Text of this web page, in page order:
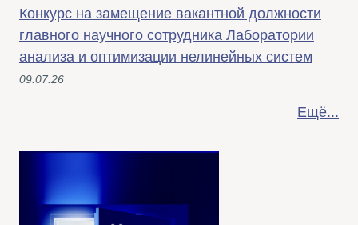
Конкурс на замещение вакантной должности
главного научного сотрудника Лаборатории
анализа и оптимизации нелинейных систем
09.07.26
Ещё...